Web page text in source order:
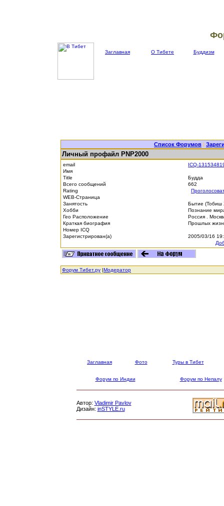
Заглавная О Тибете Буддизм
Список Форумов |
Личный профайл PNP2000
email
ICQ-
Имя
Title
Будда
Всего сообщений
662
Rating
WEB-Страница
Занятость
Бытие
Хобби
Познание
Гео Расположение
Россия .
Краткая биография
Прошлых
Номер ICQ
Зарегистрирован(а)
2005/03/16
Форум Тибет.ру |Модератор
Заглавная Фото Туры в Тибет
Форум по Индии Форум по Непалу
Автор: Vladimir Pavlov
Дизайн: inSTYLE.ru